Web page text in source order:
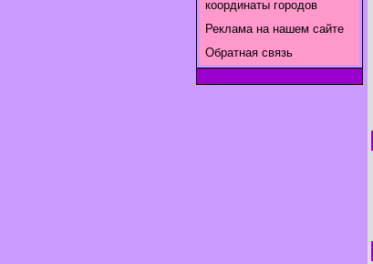
координаты городов
Реклама на нашем сайте
Обратная связь